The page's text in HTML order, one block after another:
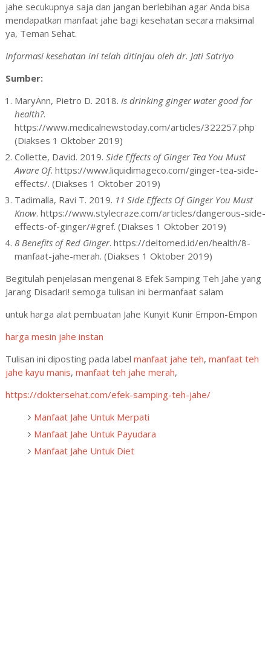
jahe secukupnya saja dan jangan berlebihan agar Anda bisa
mendapatkan manfaat jahe bagi kesehatan secara maksimal
ya, Teman Sehat.
Informasi kesehatan ini telah ditinjau oleh dr. Jati Satriyo
Sumber:
MaryAnn, Pietro D. 2018. Is drinking ginger water good for
health?.
https://www.medicalnewstoday.com/articles/322257.php
(Diakses 1 Oktober 2019)
Collette, David. 2019. Side Effects of Ginger Tea You Must
Aware Of. https://www.liquidimageco.com/ginger-tea-side-
effects/. (Diakses 1 Oktober 2019)
Tadimalla, Ravi T. 2019. 11 Side Effects Of Ginger You Must
Know. https://www.stylecraze.com/articles/dangerous-side-
effects-of-ginger/#gref. (Diakses 1 Oktober 2019)
8 Benefits of Red Ginger. https://deltomed.id/en/health/8-
manfaat-jahe-merah. (Diakses 1 Oktober 2019)
Begitulah penjelasan mengenai 8 Efek Samping Teh Jahe yang
Jarang Disadari! semoga tulisan ini bermanfaat salam
untuk harga alat pembuatan Jahe Kunyit Kunir Empon-Empon
harga mesin jahe instan
Tulisan ini diposting pada label manfaat jahe teh, manfaat teh
jahe kayu manis, manfaat teh jahe merah,
https://doktersehat.com/efek-samping-teh-jahe/
Manfaat Jahe Untuk Merpati
Manfaat Jahe Untuk Payudara
Manfaat Jahe Untuk Diet